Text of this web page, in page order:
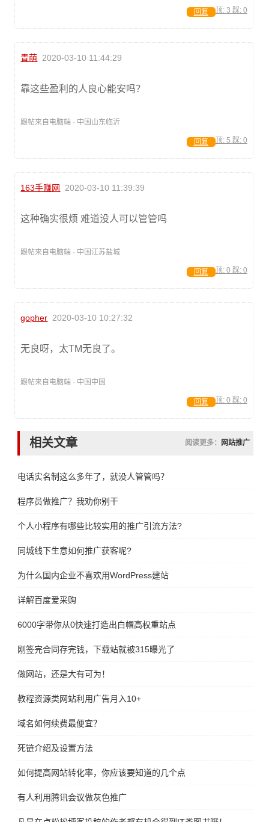
顶: 3 踩: 0
回复
青萌 2020-03-10 11:44:29
靠这些盈利的人良心能安吗？
跟帖来自电脑端 · 中国山东临沂
顶: 5 踩: 0
回复
163手赚网 2020-03-10 11:39:39
这种确实很烦 难道没人可以管管吗
跟帖来自电脑端 · 中国江苏盐城
顶: 0 踩: 0
回复
gopher 2020-03-10 10:27:32
无良呀，太TM无良了。
跟帖来自电脑端 · 中国中国
顶: 0 踩: 0
回复
相关文章 阅读更多： 网站推广
电话实名制这么多年了，就没人管管吗？
程序员做推广？我劝你别干
个人小程序有哪些比较实用的推广引流方法?
同城线下生意如何推广获客呢?
为什么国内企业不喜欢用WordPress建站
详解百度爱采购
6000字带你从0快速打造出白帽高权重站点
刚签完合同存完钱，下载站就被315曝光了
做网站，还是大有可为！
教程资源类网站利用广告月入10+
域名如何续费最便宜？
死链介绍及设置方法
如何提高网站转化率，你应该要知道的几个点
有人利用腾讯会议做灰色推广